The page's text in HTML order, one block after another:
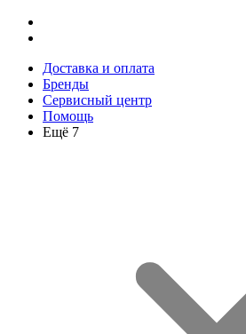
Доставка и оплата
Бренды
Сервисный центр
Помощь
Ещё 7